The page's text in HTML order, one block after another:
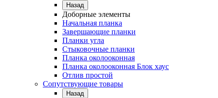
Назад
Доборные элементы
Начальная планка
Завершающие планки
Планки угла
Стыковочные планки
Планка околооконная
Планка околооконная Блок хаус
Отлив простой
Сопутствующие товары
Назад